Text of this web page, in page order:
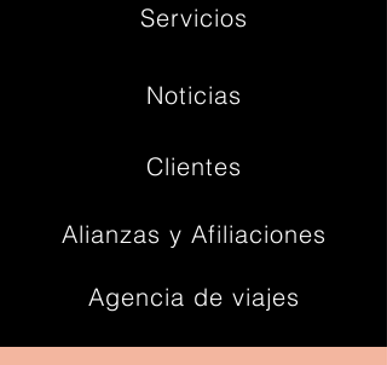
Servicios
Noticias
Clientes
Alianzas y Afiliaciones
Agencia de viajes